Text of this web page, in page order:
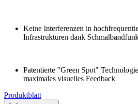
Keine Interferenzen in
Infrastrukturen dank
Patentierte "Green Spot"
maximales visuelles Feedback
Produktblatt